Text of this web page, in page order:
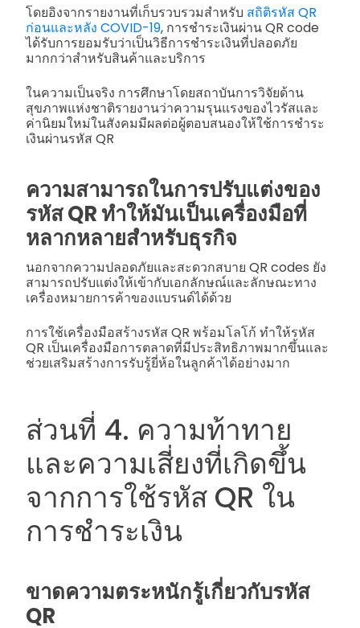
โดยอิงจากรายงานที่เก็บรวบรวมสำหรับ สถิติรหัส QR
ก่อนและหลัง COVID-19, การชำระเงินผ่าน QR code
ได้รับการยอมรับว่าเป็นวิธีการชำระเงินที่ปลอดภัย
มากกว่าสำหรับสินค้าและบริการ
ในความเป็นจริง การศึกษาโดยสถาบันการวิจัยด้าน
สุขภาพแห่งชาติรายงานว่าความรุนแรงของไวรัสและ
ค่านิยมใหม่ในสังคมมีผลต่อผู้ตอบสนองให้ใช้การชำระ
เงินผ่านรหัส QR
ความสามารถในการปรับแต่งของ
รหัส QR ทำให้มันเป็นเครื่องมือที่
หลากหลายสำหรับธุรกิจ
นอกจากความปลอดภัยและสะดวกสบาย QR codes ยัง
สามารถปรับแต่งให้เข้ากับเอกลักษณ์และลักษณะทาง
เครื่องหมายการค้าของแบรนด์ได้ด้วย
การใช้เครื่องมือสร้างรหัส QR พร้อมโลโก้ ทำให้รหัส
QR เป็นเครื่องมือการตลาดที่มีประสิทธิภาพมากขึ้นและ
ช่วยเสริมสร้างการรับรู้ยี่ห้อในลูกค้าได้อย่างมาก
ส่วนที่ 4. ความท้าทาย
และความเสี่ยงที่เกิดขึ้น
จากการใช้รหัส QR ใน
การชำระเงิน
ขาดความตระหนักรู้เกี่ยวกับรหัส
QR